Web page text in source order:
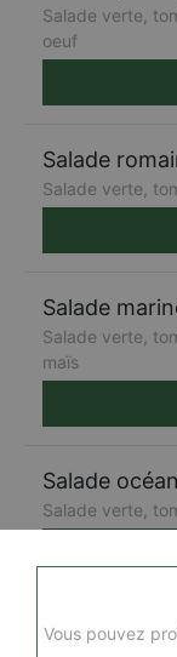
Salade verte,
oeuf
Salade
Salade verte,
Salade
Salade verte,
maïs
Salade
Salade verte,
Vous pouvez